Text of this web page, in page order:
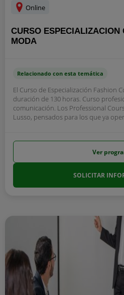
Online
CURSO ESPECIALIZACION
MODA
Relacionado con esta temática
El Curso de Especialización Fashion
duración de 130 horas. Curso
comunicación. Los Professional
Lusso, pensados para los que ya
Ver
SOLICITAR